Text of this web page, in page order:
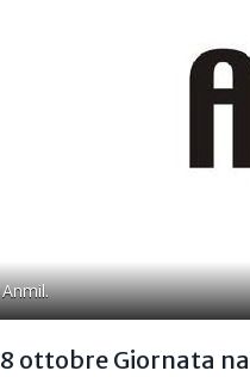
Anmil.
8 ottobre Giornata